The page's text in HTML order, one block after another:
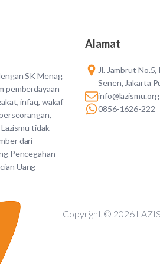
SK Menag
pemberdayaan
infaq, wakaf
tidak
dari
Pencegahan
Uang
Alamat
Jl. Jambrut
Senen, Jakarta
info@lazismu.org
0856-1626-222
Copyright © 2026